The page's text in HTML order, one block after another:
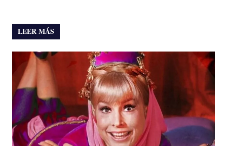
LEER MÁS